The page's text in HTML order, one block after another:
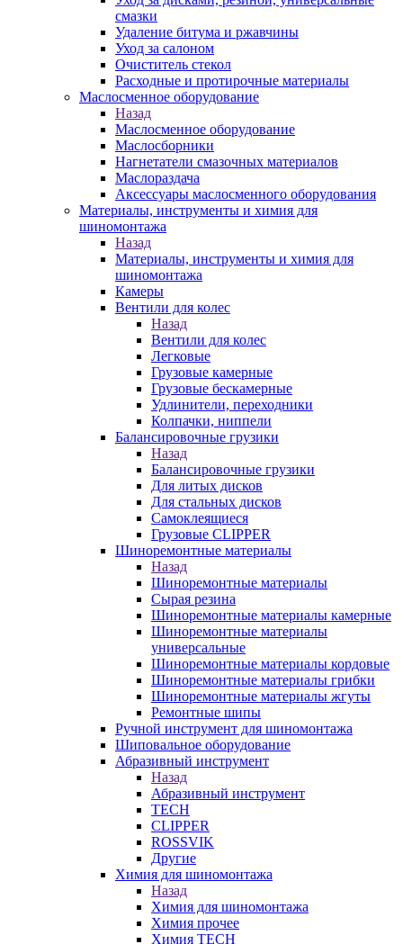
смазки
Удаление битума и ржавчины
Уход за салоном
Очиститель стекол
Расходные и протирочные материалы
Маслосменное оборудование
Назад
Маслосменное оборудование
Маслосборники
Нагнетатели смазочных материалов
Маслораздача
Аксессуары маслосменного оборудования
Материалы, инструменты и химия для
шиномонтажа
Назад
Материалы, инструменты и химия для
шиномонтажа
Камеры
Вентили для колес
Назад
Вентили для колес
Легковые
Грузовые камерные
Грузовые бескамерные
Удлинители, переходники
Колпачки, ниппели
Балансировочные грузики
Назад
Балансировочные грузики
Для литых дисков
Для стальных дисков
Самоклеящиеся
Грузовые CLIPPER
Шиноремонтные материалы
Назад
Шиноремонтные материалы
Сырая резина
Шиноремонтные материалы камерные
Шиноремонтные материалы
универсальные
Шиноремонтные материалы кордовые
Шиноремонтные материалы грибки
Шиноремонтные материалы жгуты
Ремонтные шипы
Ручной инструмент для шиномонтажа
Шиповальное оборудование
Абразивный инструмент
Назад
Абразивный инструмент
TECH
CLIPPER
ROSSVIK
Другие
Химия для шиномонтажа
Назад
Химия для шиномонтажа
Химия прочее
Химия TECH